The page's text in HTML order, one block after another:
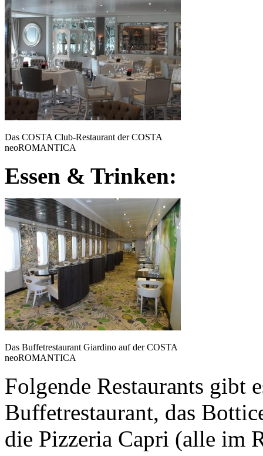
Das COSTA Club-Restaurant der COSTA
neoROMANTICA
Essen & Trinken:
Das Buffetrestaurant Giardino auf der COSTA
neoROMANTICA
Folgende Restaurants gibt
Buffetrestaurant, das
die Pizzeria Capri (alle im